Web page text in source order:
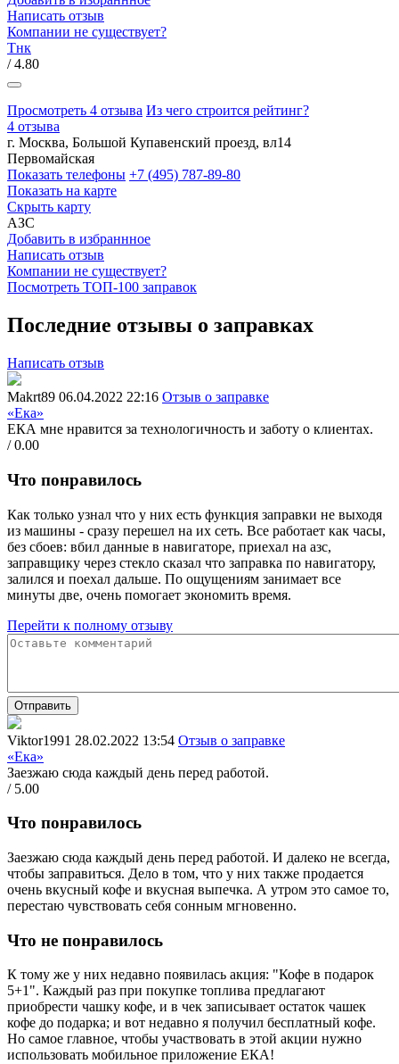
Написать отзыв
Компании не существует?
Тнк
/ 4.80
Просмотреть 4 отзыва Из чего строится рейтинг?
4 отзыва
г. Москва, Большой Купавенский проезд, вл14
Первомайская
Показать телефоны +7 (495) 787-89-80
Показать на карте
Скрыть карту
АЗС
Добавить в избраннное
Написать отзыв
Компании не существует?
Посмотреть ТОП-100 заправок
Последние отзывы о заправках
Написать отзыв
Makrt89 06.04.2022 22:16 Отзыв о заправке
«Ека»
ЕКА мне нравится за технологичность и заботу о клиентах.
/ 0.00
Что понравилось
Как только узнал что у них есть функция заправки не выходя
из машины - сразу перешел на их сеть. Все работает как часы,
без сбоев: вбил данные в навигаторе, приехал на азс,
заправщику через стекло сказал что заправка по навигатору,
залился и поехал дальше. По ощущениям занимает все
минуты две, очень помогает экономить время.
Перейти к полному отзыву
Отправить
Viktor1991 28.02.2022 13:54 Отзыв о заправке
«Ека»
Заезжаю сюда каждый день перед работой.
/ 5.00
Что понравилось
Заезжаю сюда каждый день перед работой. И далеко не всегда,
чтобы заправиться. Дело в том, что у них также продается
очень вкусный кофе и вкусная выпечка. А утром это самое то,
перестаю чувствовать себя сонным мгновенно.
Что не понравилось
К тому же у них недавно появилась акция: "Кофе в подарок
5+1". Каждый раз при покупке топлива предлагают
приобрести чашку кофе, и в чек записывает остаток чашек
кофе до подарка; и вот недавно я получил бесплатный кофе.
Но самое главное, чтобы участвовать в этой акции нужно
использовать мобильное приложение ЕКА!